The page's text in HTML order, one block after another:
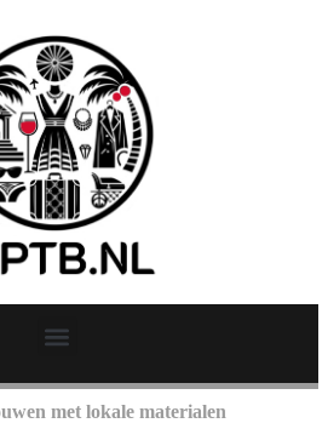
met lokale materialen